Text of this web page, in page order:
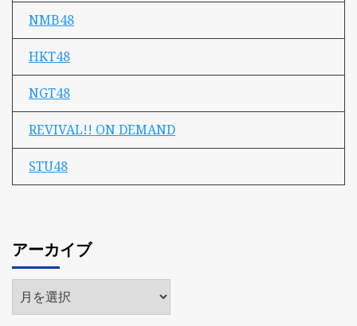
NMB48
HKT48
NGT48
REVIVAL!! ON DEMAND
STU48
アーカイブ
ア
ー